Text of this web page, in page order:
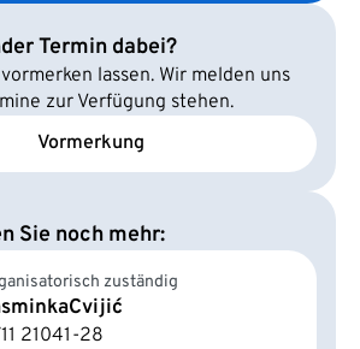
Termin dabei?
lassen. Wir melden uns
zur Verfügung stehen.
Vormerkung
Sie noch mehr:
zuständig
Cvijić
21041-28